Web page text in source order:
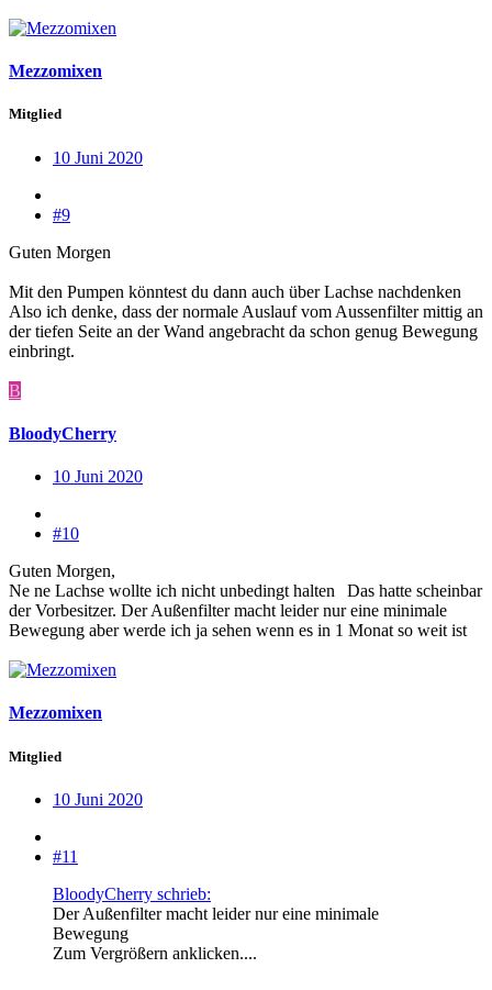
Mezzomixen
Mitglied
10 Juni 2020
#9
Guten Morgen
Mit den Pumpen könntest du dann auch über Lachse nachdenken
Also ich denke, dass der normale Auslauf vom Aussenfilter mittig an
der tiefen Seite an der Wand angebracht da schon genug Bewegung
einbringt.
B
BloodyCherry
10 Juni 2020
#10
Guten Morgen,
Ne ne Lachse wollte ich nicht unbedingt halten
Das hatte scheinbar
der Vorbesitzer. Der Außenfilter macht leider nur eine minimale
Bewegung aber werde ich ja sehen wenn es in 1 Monat so weit ist
Mezzomixen
Mitglied
10 Juni 2020
#11
BloodyCherry schrieb:
Der Außenfilter macht leider nur eine minimale
Bewegung
Zum Vergrößern anklicken....